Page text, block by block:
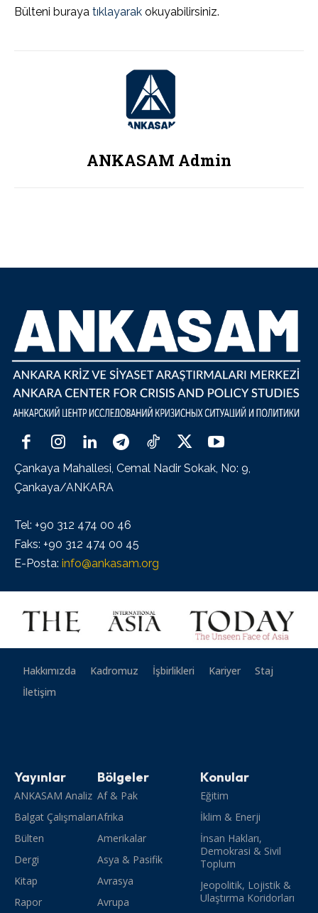
Bülteni buraya tıklayarak okuyabilirsiniz.
ANKASAM Admin
Çankaya Mahallesi, Cemal Nadir Sokak, No: 9,
Çankaya/ANKARA
Tel: +90 312 474 00 46
Faks: +90 312 474 00 45
E-Posta: info@ankasam.org
Hakkımızda Kadromuz İşbirlikleri Kariyer
Staj
İletişim
Yayınlar
ANKASAM Analiz
Balgat Çalışmaları
Bülten
Dergi
Kitap
Rapor
Bölgeler
Af & Pak
Afrika
Amerikalar
Asya & Pasifik
Avrasya
Avrupa
Konular
Eğitim
İklim & Enerji
İnsan Hakları,
Demokrasi & Sivil
Toplum
Jeopolitik, Lojistik &
Ulaştırma Koridorları